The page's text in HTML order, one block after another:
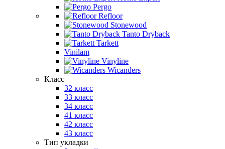
Pergo
Refloor
Stonewood
Tanto Dryback
Tarkett
Vinilam
Vinyline
Wicanders
Класс
32 класс
33 класс
34 класс
41 класс
42 класс
43 класс
Тип укладки